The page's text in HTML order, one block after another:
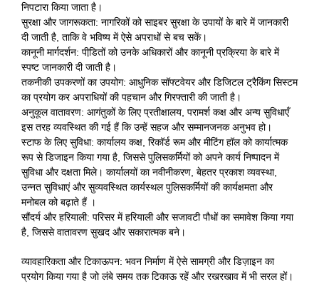
निपटारा किया जाता है।
सुरक्षा और जागरूकता: नागरिकों को साइबर सुरक्षा के उपायों के बारे में जानकारी
दी जाती है, ताकि वे भविष्य में ऐसे अपराधों से बच सकें।
कानूनी मार्गदर्शन: पीडि़तों को उनके अधिकारों और कानूनी प्रक्रिया के बारे में
स्पष्ट जानकारी दी जाती है।
तकनीकी उपकरणों का उपयोग: आधुनिक सॉफ्टवेयर और डिजिटल ट्रैकिंग सिस्टम
का प्रयोग कर अपराधियों की पहचान और गिरफ्तारी की जाती है।
अनुकूल वातावरण: आगंतुकों के लिए प्रतीक्षालय, परामर्श कक्ष और अन्य सुविधाएँ
इस तरह व्यवस्थित की गई हैं कि उन्हें सहज और सम्मानजनक अनुभव हो।
स्टाफ के लिए सुविधा: कार्यालय कक्ष, रिकॉर्ड रूम और मीटिंग हॉल को कार्यात्मक
रूप से डिजाइन किया गया है, जिससे पुलिसकर्मियों को अपने कार्य निष्पादन में
सुविधा और दक्षता मिले। कार्यालयों का नवीनीकरण, बेहतर प्रकाश व्यवस्था,
उन्नत सुविधाएं और सुव्यवस्थित कार्यस्थल पुलिसकर्मियों की कार्यक्षमता और
मनोबल को बढ़ाते हैं ।
सौंदर्य और हरियाली: परिसर में हरियाली और सजावटी पौधों का समावेश किया गया
है, जिससे वातावरण सुखद और सकारात्मक बने।
व्यावहारिकता और टिकाऊपन: भवन निर्माण में ऐसे सामग्री और डिज़ाइन का
प्रयोग किया गया है जो लंबे समय तक टिकाऊ रहें और रखरखाव में भी सरल हों।